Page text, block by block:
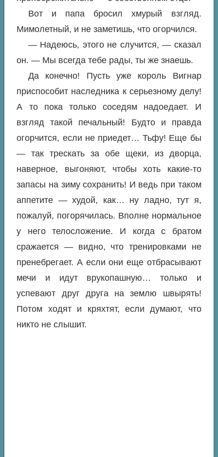
Вот и папа бросил хмурый взгляд.
Мимолетный, и не заметишь, что огорчился.
— Надеюсь, этого не случится, — сказал
он. — Мы всегда тебе рады, ты же знаешь.
Да конечно! Пусть уже король Вигнар
приспособит наследника к серьезному делу!
А то пока только соседям надоедает. И
взгляд такой печальный! Будто и правда
огорчится, если не приедет… Тьфу! Еще бы
— так трескать за обе щеки, из дворца,
наверное, выгоняют, чтобы хоть какие-то
запасы на зиму сохранить! И ведь при таком
аппетите — худой, как… ну ладно, тут я,
пожалуй, погорячилась. Вполне нормальное
у него телосложение. И когда с братом
сражается — видно, что тренировками не
пренебрегает. А если они еще отбрасывают
мечи и идут врукопашную… только и
успевают друг друга на землю швырять!
Потом ходят и кряхтят, если думают, что
никто не слышит.